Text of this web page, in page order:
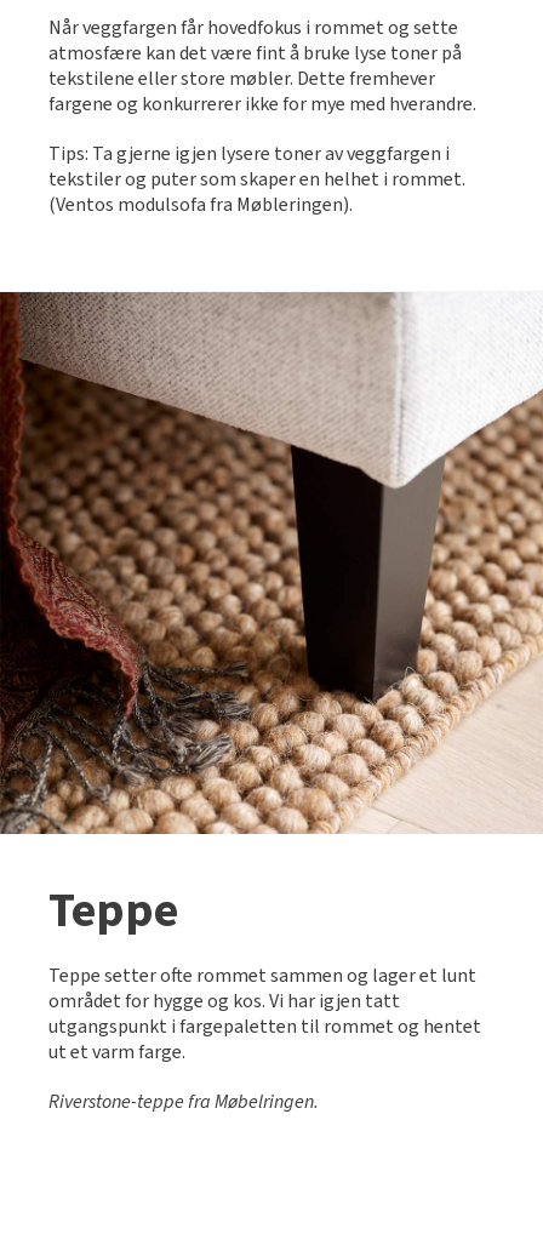
Når veggfargen får hovedfokus i rommet og sette
atmosfære kan det være fint å bruke lyse toner på
tekstilene eller store møbler. Dette fremhever
fargene og konkurrerer ikke for mye med hverandre.
Tips: Ta gjerne igjen lysere toner av veggfargen i
tekstiler og puter som skaper en helhet i rommet.
(Ventos modulsofa fra Møbleringen).
Teppe
Teppe setter ofte rommet sammen og lager et lunt
området for hygge og kos. Vi har igjen tatt
utgangspunkt i fargepaletten til rommet og hentet
ut et varm farge.
Riverstone-teppe fra Møbelringen.